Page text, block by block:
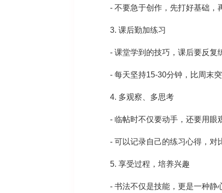
- 不要急于创作，先打好基础，
3. 课后勤加练习
- 课堂学到的技巧，课后要反复
- 每天坚持15-30分钟，比周末突
4. 多观察、多思考
- 临帖时不仅要动手，还要用眼
- 可以记录自己的练习心得，对
5. 享受过程，培养兴趣
- 书法不仅是技能，更是一种静